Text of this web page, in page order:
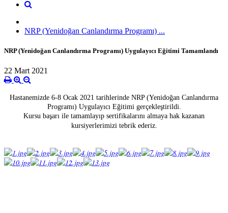
NRP (Yenidoğan Canlandırma Programı) ...
NRP (Yenidoğan Canlandırma Programı) Uygulayıcı Eğitimi Tamamlandı
22 Mart 2021
Hastanemizde 6-8 Ocak 2021 tarihlerinde NRP (Yenidoğan Canlandırma
Programı) Uygulayıcı Eğitimi gerçekleştirildi.
Kursu başarı ile tamamlayıp sertifikalarını almaya hak kazanan
kursiyerlerimizi tebrik ederiz.